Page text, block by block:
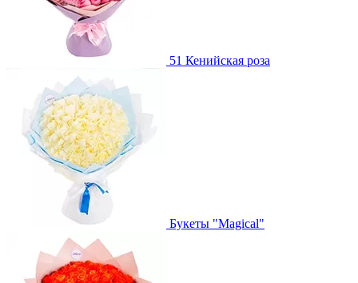
51 Кенийская роза
Букеты "Magical"